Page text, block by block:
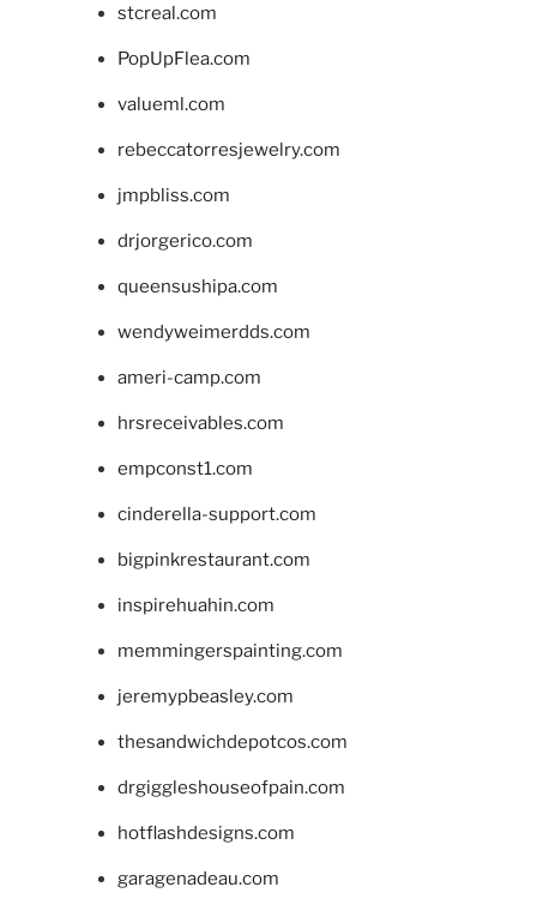
stcreal.com
PopUpFlea.com
valueml.com
rebeccatorresjewelry.com
jmpbliss.com
drjorgerico.com
queensushipa.com
wendyweimerdds.com
ameri-camp.com
hrsreceivables.com
empconst1.com
cinderella-support.com
bigpinkrestaurant.com
inspirehuahin.com
memmingerspainting.com
jeremypbeasley.com
thesandwichdepotcos.com
drgiggleshouseofpain.com
hotflashdesigns.com
garagenadeau.com